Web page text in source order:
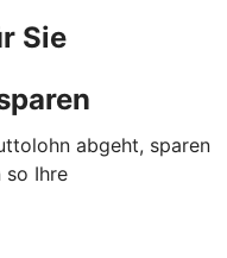
Sie
abgeht, sparen
so Ihre